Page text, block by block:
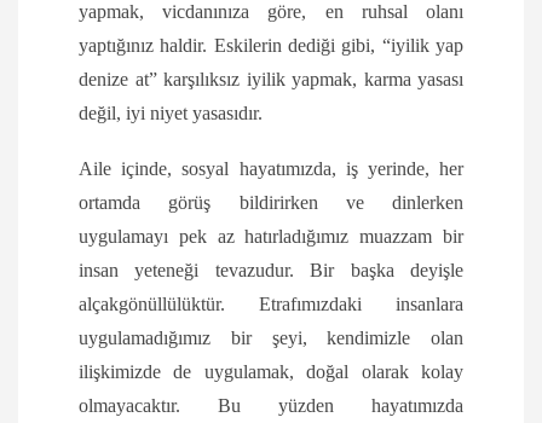
yapmak, vicdanınıza göre, en ruhsal olanı
yaptığınız haldir. Eskilerin dediği gibi, “iyilik yap
denize at” karşılıksız iyilik yapmak, karma yasası
değil, iyi niyet yasasıdır.
Aile içinde, sosyal hayatımızda, iş yerinde, her
ortamda görüş bildirirken ve dinlerken
uygulamayı pek az hatırladığımız muazzam bir
insan yeteneği tevazudur. Bir başka deyişle
alçakgönüllülüktür. Etrafımızdaki insanlara
uygulamadığımız bir şeyi, kendimizle olan
ilişkimizde de uygulamak, doğal olarak kolay
olmayacaktır. Bu yüzden hayatımızda